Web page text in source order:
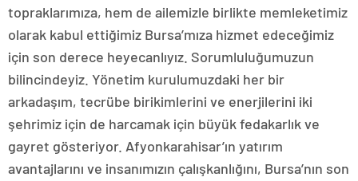
topraklarımıza, hem de ailemizle birlikte memleketimiz
olarak kabul ettiğimiz Bursa’mıza hizmet edeceğimiz
için son derece heyecanlıyız. Sorumluluğumuzun
bilincindeyiz. Yönetim kurulumuzdaki her bir
arkadaşım, tecrübe birikimlerini ve enerjilerini iki
şehrimiz için de harcamak için büyük fedakarlık ve
gayret gösteriyor. Afyonkarahisar’ın yatırım
avantajlarını ve insanımızın çalışkanlığını, Bursa’nın son